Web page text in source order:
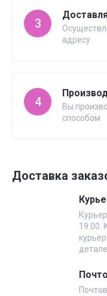
3
адресу
4
Вы
способом
Доставка
19.00.